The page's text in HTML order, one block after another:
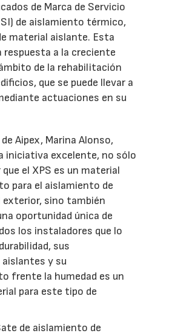
de Marca de Servicio
de aislamiento térmico,
material aislante. Esta
respuesta a la creciente
de la rehabilitación
que se puede llevar a
actuaciones en su
Aipex, Marina Alonso,
iniciativa excelente, no sólo
el XPS es un material
para el aislamiento de
exterior, sino también
oportunidad única de
los instaladores que lo
sus
y su
frente la humedad es un
para este tipo de
de aislamiento de